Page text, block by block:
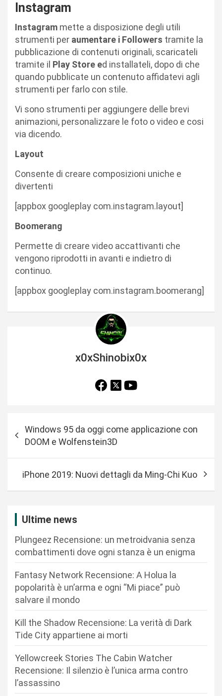
Instagram
Instagram mette a disposizione degli utili
strumenti per aumentare i Followers tramite la
pubblicazione di contenuti originali, scaricateli
tramite il Play Store ed installateli, dopo di che
quando pubblicate un contenuto affidatevi agli
strumenti per farlo con stile.
Vi sono strumenti per aggiungere delle brevi
animazioni, personalizzare le foto o video e cosi
via dicendo.
Layout
Consente di creare composizioni uniche e
divertenti
[appbox googleplay com.instagram.layout]
Boomerang
Permette di creare video accattivanti che
vengono riprodotti in avanti e indietro di
continuo.
[appbox googleplay com.instagram.boomerang]
x0xShinobix0x
Windows 95 da oggi come applicazione con
DOOM e Wolfenstein3D
iPhone 2019: Nuovi dettagli da Ming-Chi Kuo
Ultime news
Plungeez Recensione: un metroidvania senza
combattimenti dove ogni stanza è un enigma
Fantasy Network Recensione: A Holua la
popolarità è un’arma e ogni “Mi piace” può
salvare il mondo
Kill the Shadow Recensione: La verità di Dark
Tide City appartiene ai morti
Yellowcreek Stories The Cabin Watcher
Recensione: Il silenzio è l’unica arma contro
l’assassino